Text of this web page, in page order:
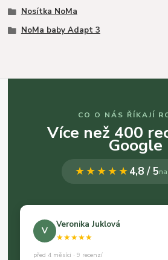
Nosítka NoMa
NoMa baby Adapt 3
CO O NÁS ŘÍKAJÍ
Více než 400
Google
★★★★★4,8 / 5
V
Veronika Juklová
★★★★★
před 4 měsíci · 9 recenzí